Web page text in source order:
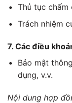
Thủ tục
Trách nhiệm
7. Các điều
Bảo mật
dụng, v.v.
Nội dung hợp